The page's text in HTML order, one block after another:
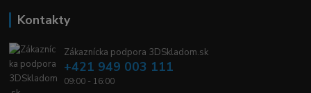
Kontakty
Zákaznícka podpora 3DSkladom.sk
+421 949 003 111
09:00 - 16:00